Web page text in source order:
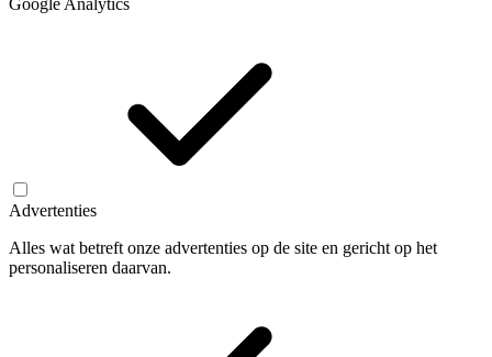
Google Analytics
Advertenties
Alles wat betreft onze advertenties op de site en gericht op het
personaliseren daarvan.